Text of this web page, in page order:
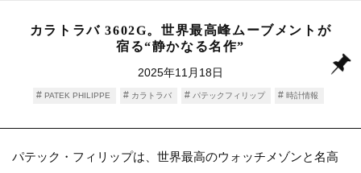
カラトラバ 3602G。世界最高峰ムーブメントが
宿る“静かなる名作”
2025年11月18日
PATEK PHILIPPE カラトラバ パテックフィリップ 時計情報
パテック・フィリップは、世界最高のウォッチメゾンと名高